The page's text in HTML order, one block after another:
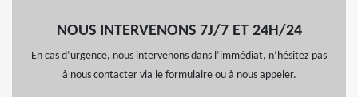
NOUS INTERVENONS 7J/7 ET 24H/24
En cas d’urgence, nous intervenons dans l’immédiat, n’hésitez pas
à nous contacter via le formulaire ou à nous appeler.